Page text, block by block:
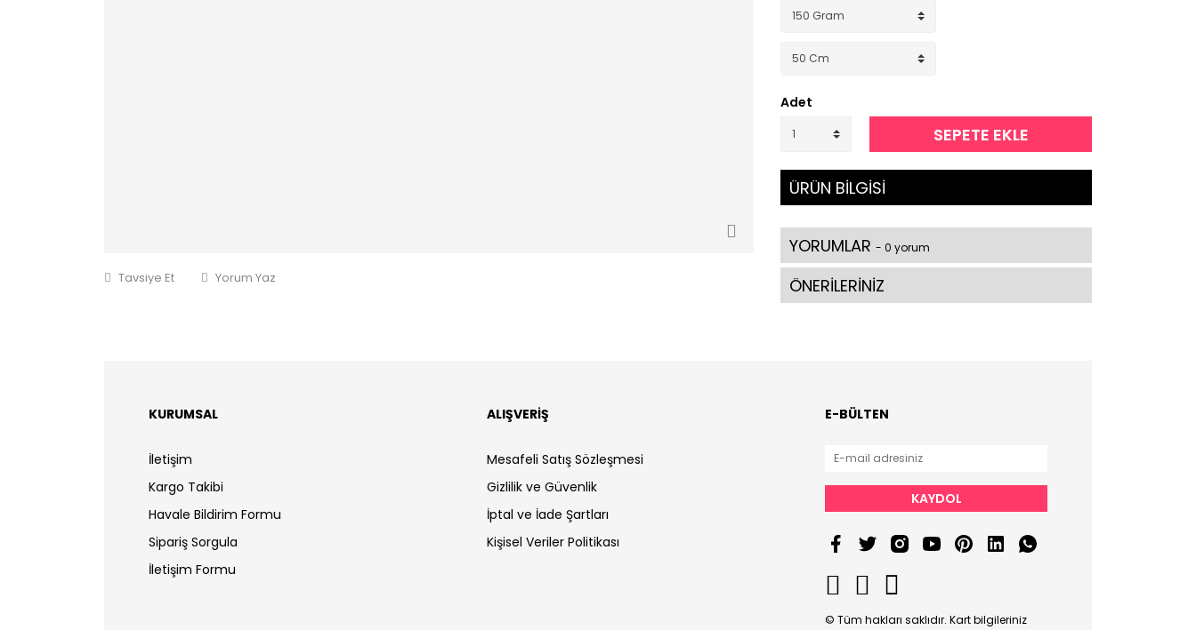
Tavsiye Et Yorum Yaz
Adet
SEPETE EKLE
ÜRÜN BİLGİSİ
YORUMLAR - 0 yorum
ÖNERİLERİNİZ
KURUMSAL
İletişim
Kargo Takibi
Havale Bildirim Formu
Sipariş Sorgula
İletişim Formu
ALIŞVERİŞ
Mesafeli Satış Sözleşmesi
Gizlilik ve Güvenlik
İptal ve İade Şartları
Kişisel Veriler Politikası
E-BÜLTEN
KAYDOL
© Tüm hakları saklıdır. Kart bilgileriniz